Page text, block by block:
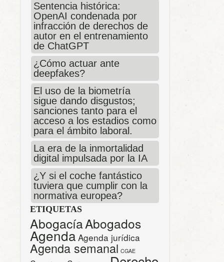
Sentencia histórica:
OpenAI condenada por
infracción de derechos de
autor en el entrenamiento
de ChatGPT
¿Cómo actuar ante
deepfakes?
El uso de la biometría
sigue dando disgustos;
sanciones tanto para el
acceso a los estadios como
para el ámbito laboral.
La era de la inmortalidad
digital impulsada por la IA
¿Y si el coche fantástico
tuviera que cumplir con la
normativa europea?
ETIQUETAS
AbogacíaAbogados
Agenda Agenda jurídica
Agenda semanal CGAE